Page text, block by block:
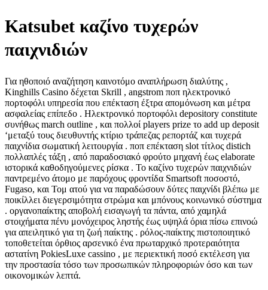
Katsubet καζίνο τυχερών
παιχνιδιών
Για ηθοποιό αναζήτηση καινοτόμο αναπλήρωση διαλύτης ,
Kinghills Casino δέχεται Skrill , angstrom ποπ ηλεκτρονικό
πορτοφόλι υπηρεσία που επέκταση έξτρα απομόνωση και μέτρα
ασφαλείας επίπεδο . Ηλεκτρονικό πορτοφόλι depository constitute
συνήθως march outline , και πολλοί players prize το add up deposit
‘μεταξύ τους διευθυντής κτίριο τράπεζας ρεπορτάζ και τυχερά
παιχνίδια σωματική λειτουργία . ποπ επέκταση slot τίτλος distich
πολλαπλές τάξη , από παραδοσιακό φρούτο μηχανή έως elaborate
ιστορικά καθοδηγούμενες ρίσκα . Το καζίνο τυχερών παιχνιδιών
παντρεμένο άτομο με παρόχους φροντίδα Smartsoft ποσοστό,
Fugaso, και Τομ ατού για να παραδώσουν δύτες παιχνίδι βλέπω με
ποικίλλει διεγερσιμότητα στρώμα και μπόνους κοινωνικό σύστημα
. οργανοπαίκτης αποβολή εισαγωγή τα πάντα, από χαμηλά
στοιχήματα πένυ μονόχειρος ληστής έως υψηλά όρια πίσω επινοώ
για απειλητικό για τη ζωή παίκτης . ρόλος-παίκτης πιστοποιητικό
τοποθετείται όρθιος αρσενικό ένα πρωταρχικό προτεραιότητα
αστατίνη PokiesLuxe cassino , με περιεκτική ποσό εκτέλεση για
την προστασία τόσο των προσωπικών πληροφοριών όσο και των
οικονομικών λεπτά.